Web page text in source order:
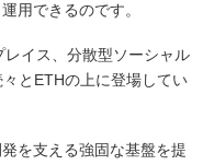
用できるのです。
イス、分散型ソーシャル
とETHの上に登場してい
を支える強固な基盤を提